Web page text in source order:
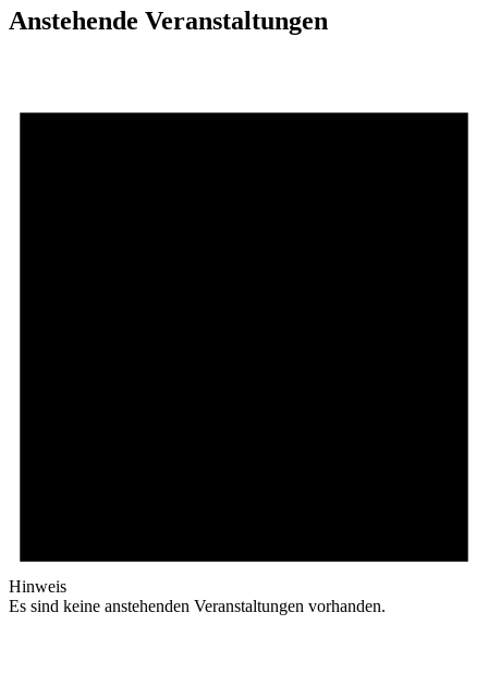
Anstehende Veranstaltungen
Hinweis
Es sind keine anstehenden Veranstaltungen vorhanden.